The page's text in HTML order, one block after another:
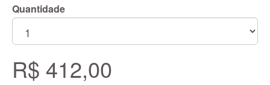
Quantidade
R$ 412,00